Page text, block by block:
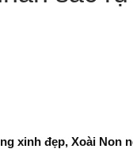
xinh đẹp, Xoài